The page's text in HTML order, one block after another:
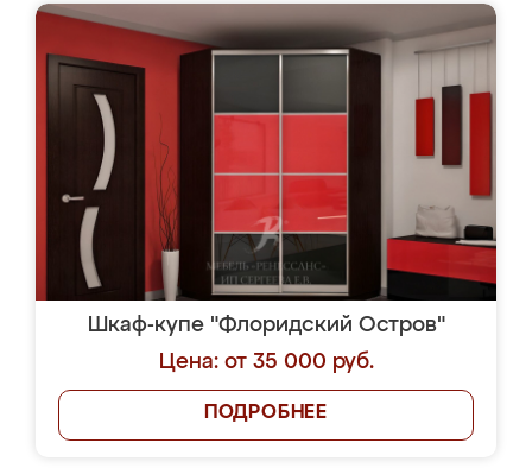
Шкаф-купе "Флоридский Остров"
Цена: от 35 000 руб.
ПОДРОБНЕЕ